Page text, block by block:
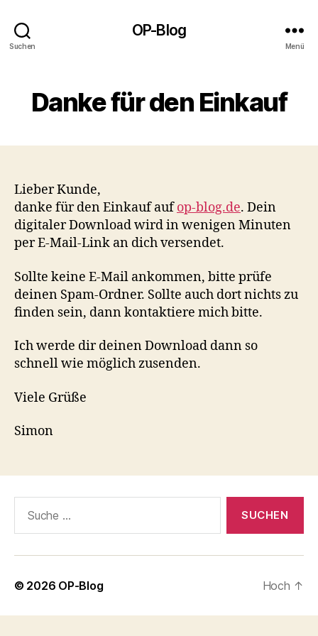
Suchen
OP-Blog
Menü
Danke für den Einkauf
Lieber Kunde,
danke für den Einkauf aufop-blog.de. Dein
digitaler Download wird in wenigen Minuten
per E-Mail-Link an dich versendet.
Sollte keine E-Mail ankommen, bitte prüfe
deinen Spam-Ordner. Sollte auch dort nichts zu
finden sein, dann kontaktiere mich bitte.
Ich werde dir deinen Download dann so
schnell wie möglich zusenden.
Viele Grüße
Simon
nach:
© 2026 OP-Blog Hoch ↑